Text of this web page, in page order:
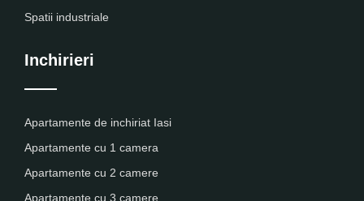
Spatii industriale
Inchirieri
Apartamente de inchiriat Iasi
Apartamente cu 1 camera
Apartamente cu 2 camere
Apartamente cu 3 camere